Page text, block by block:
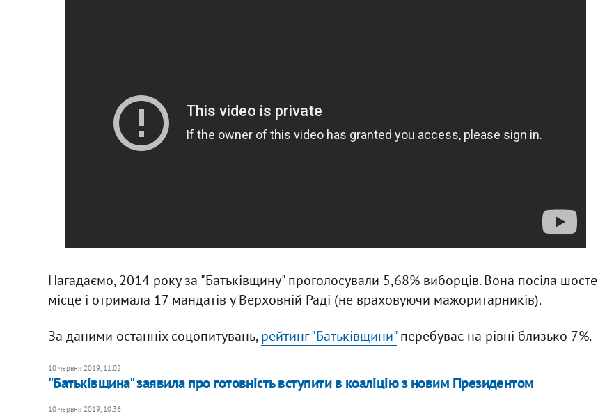
Нагадаємо, 2014 року за "Батьківщину" проголосували 5,68% виборців. Вона посіла шосте
місце і отримала 17 мандатів у Верховній Раді (не враховуючи мажоритарників).
За даними останніх соцопитувань,рейтинг "Батьківщини"перебуває на рівні близько 7%.
10 червня 2019, 11:02
"Батьківщина" заявила про готовність вступити в коаліцію з новим Президентом
10 червня 2019, 10:36